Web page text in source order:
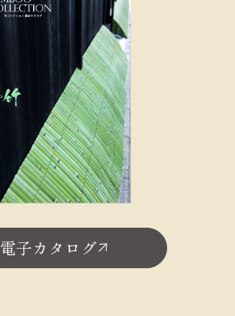
電子カタログ